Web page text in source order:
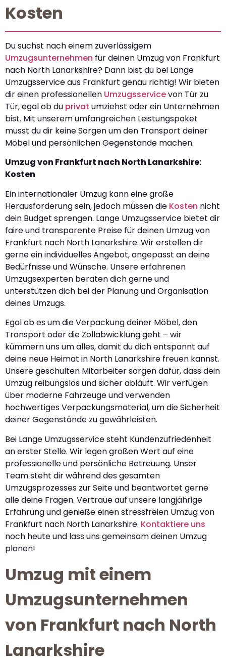
Kosten
Du suchst nach einem zuverlässigem
Umzugsunternehmen für deinen Umzug von Frankfurt
nach North Lanarkshire? Dann bist du bei Lange
Umzugsservice aus Frankfurt genau richtig! Wir bieten
dir einen professionellen Umzugsservicevon Tür zu
Tür, egal ob du privat umziehst oder ein Unternehmen
bist. Mit unserem umfangreichen Leistungspaket
musst du dir keine Sorgen um den Transport deiner
Möbel und persönlichen Gegenstände machen.
Umzug von Frankfurt nach North Lanarkshire:
Kosten
Ein internationaler Umzug kann eine große
Herausforderung sein, jedoch müssen die Kosten nicht
dein Budget sprengen. Lange Umzugsservice bietet dir
faire und transparente Preise für deinen Umzug von
Frankfurt nach North Lanarkshire. Wir erstellen dir
gerne ein individuelles Angebot, angepasst an deine
Bedürfnisse und Wünsche. Unsere erfahrenen
Umzugsexperten beraten dich gerne und
unterstützen dich bei der Planung und Organisation
deines Umzugs.
Egal ob es um die Verpackung deiner Möbel, den
Transport oder die Zollabwicklung geht – wir
kümmern uns um alles, damit du dich entspannt auf
deine neue Heimat in North Lanarkshire freuen kannst.
Unsere geschulten Mitarbeiter sorgen dafür, dass dein
Umzug reibungslos und sicher abläuft. Wir verfügen
über moderne Fahrzeuge und verwenden
hochwertiges Verpackungsmaterial, um die Sicherheit
deiner Gegenstände zu gewährleisten.
Bei Lange Umzugsservice steht Kundenzufriedenheit
an erster Stelle. Wir legen großen Wert auf eine
professionelle und persönliche Betreuung. Unser
Team steht dir während des gesamten
Umzugsprozesses zur Seite und beantwortet gerne
alle deine Fragen. Vertraue auf unsere langjährige
Erfahrung und genieße einen stressfreien Umzug von
Frankfurt nach North Lanarkshire. Kontaktiere uns
noch heute und lass uns gemeinsam deinen Umzug
planen!
Umzug mit einem
Umzugsunternehmen
von Frankfurt nach North
Lanarkshire